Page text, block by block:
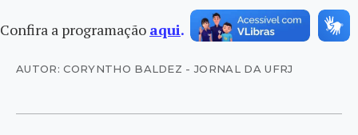
Confira a programação aqui.
AUTOR: CORYNTHO BALDEZ - JORNAL DA UFRJ